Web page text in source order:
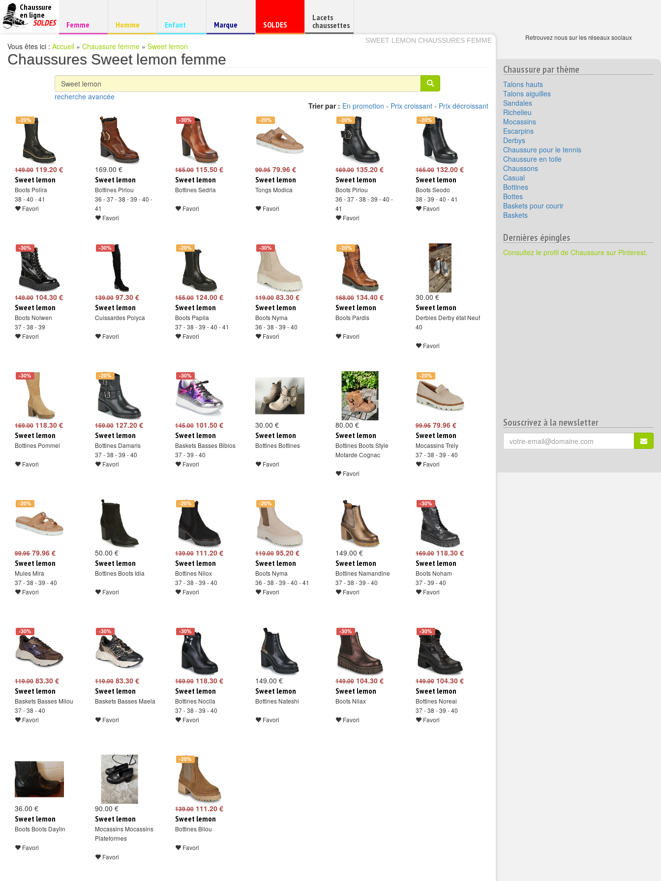
Chaussure
à
prix
Chaussure
en ligne
pas
SOLDES Chaussure
Femme Chaussure
Homme Chaussure
Enfant
Chaussure
de
Marque
Chaussure
en
SOLDES
Lacets
chaussettes
SWEET LEMON CHAUSSURES FEMME
Vous êtes ici : Accueil » Chaussure femme » Sweet lemon
Chaussures Sweet lemon femme
recherche avancée
Trier par : En promotion - Prix croissant - Prix décroissant
-20%
149.00 119.20 €
Sweet lemon
Boots Polira
38 - 40 - 41
Favori
169.00 €
Sweet lemon
Bottines Pirlou
36 - 37 - 38 - 39 - 40 -
41
Favori
-30%
165.00 115.50 €
Sweet lemon
Bottines Sedria
Favori
-20%
99.95 79.96 €
Sweet lemon
Tongs Modica
Favori
-20%
169.00 135.20 €
Sweet lemon
Boots Pirlou
36 - 37 - 38 - 39 - 40 -
41
Favori
-20%
165.00 132.00 €
Sweet lemon
Boots Seodo
38 - 39 - 40 - 41
Favori
-30%
149.00 104.30 €
Sweet lemon
Boots Nolwen
37 - 38 - 39
Favori
-30%
139.00 97.30 €
Sweet lemon
Cuissardes Polyca
Favori
-20%
155.00 124.00 €
Sweet lemon
Boots Papila
37 - 38 - 39 - 40 - 41
Favori
-30%
119.00 83.30 €
Sweet lemon
Boots Nyma
36 - 38 - 39 - 40
Favori
-20%
168.00 134.40 €
Sweet lemon
Boots Pardis
Favori
30.00 €
Sweet lemon
Derbies Derby état Neuf
40
Favori
-30%
169.00 118.30 €
Sweet lemon
Bottines Pommel
Favori
-20%
159.00 127.20 €
Sweet lemon
Bottines Damaris
37 - 38 - 39 - 40
Favori
-30%
145.00 101.50 €
Sweet lemon
Baskets Basses Biblos
37 - 39 - 40
Favori
30.00 €
Sweet lemon
Bottines Bottines
Favori
80.00 €
Sweet lemon
Bottines Boots Style
Motarde Cognac
Favori
-20%
99.95 79.96 €
Sweet lemon
Mocassins Trely
37 - 38 - 39 - 40
Favori
-20%
99.95 79.96 €
Sweet lemon
Mules Mira
37 - 38 - 39 - 40
Favori
50.00 €
Sweet lemon
Bottines Boots Idia
Favori
-20%
139.00 111.20 €
Sweet lemon
Bottines Nilox
37 - 38 - 39 - 40
Favori
-20%
119.00 95.20 €
Sweet lemon
Boots Nyma
36 - 38 - 39 - 40 - 41
Favori
149.00 €
Sweet lemon
Bottines Namandine
37 - 38 - 39 - 40
Favori
-30%
169.00 118.30 €
Sweet lemon
Boots Noham
37 - 39 - 40
Favori
-30%
119.00 83.30 €
Sweet lemon
Baskets Basses Milou
37 - 38 - 40
Favori
-30%
119.00 83.30 €
Sweet lemon
Baskets Basses Maela
Favori
-30%
169.00 118.30 €
Sweet lemon
Bottines Nocila
37 - 38 - 39 - 40
Favori
149.00 €
Sweet lemon
Bottines Nateshi
Favori
-30%
149.00 104.30 €
Sweet lemon
Boots Nilax
Favori
-30%
149.00 104.30 €
Sweet lemon
Bottines Noreal
37 - 38 - 39 - 40
Favori
36.00 €
Sweet lemon
Boots Boots Daylin
Favori
90.00 €
Sweet lemon
Mocassins Mocassins
Plateformes
Favori
-20%
139.00 111.20 €
Sweet lemon
Bottines Bilou
Favori
Chaussure par thème
Talons hauts
Talons aiguilles
Sandales
Richelieu
Mocassins
Escarpins
Derbys
Chaussure pour le tennis
Chaussure en toile
Chaussons
Casual
Bottines
Bottes
Baskets pour courir
Baskets
Dernières épingles
Consultez le profil de Chaussure sur Pinterest.
Souscrivez à la newsletter
Votre
email
Retrouvez nous sur les réseaux sociaux